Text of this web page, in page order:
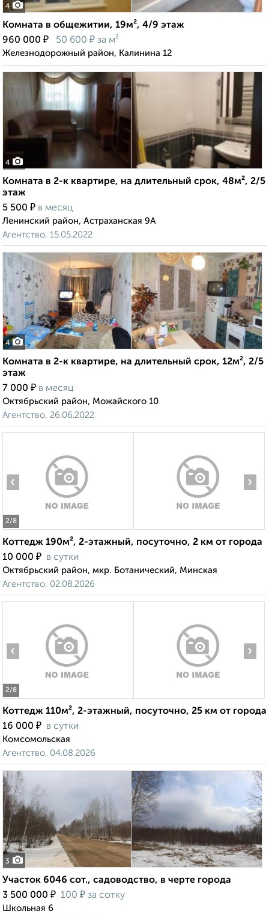
4
Комната в общежитии, 19м², 4/9 этаж
960 000 ₽ 50 600 ₽ за м²
Железнодорожный район, Калинина 12
4
Комната в 2-к квартире, на длительный срок, 48м², 2/5
этаж
5 500 ₽ в месяц
Ленинский район, Астраханская 9А
Агентство, 15.05.2022
4
Комната в 2-к квартире, на длительный срок, 12м², 2/5
этаж
7 000 ₽ в месяц
Октябрьский район, Можайского 10
Агентство, 26.06.2022
2/8
‹ ›
Коттедж 190м², 2-этажный, посуточно, 2 км от города
10 000 ₽ в сутки
Октябрьский район, мкр. Ботанический, Минская
Агентство, 02.08.2026
2/8
‹ ›
Коттедж 110м², 2-этажный, посуточно, 25 км от города
16 000 ₽ в сутки
Комсомольская
Агентство, 04.08.2026
3
Участок 6046 сот., садоводство, в черте города
3 500 000 ₽ 100 ₽ за сотку
Школьная 6